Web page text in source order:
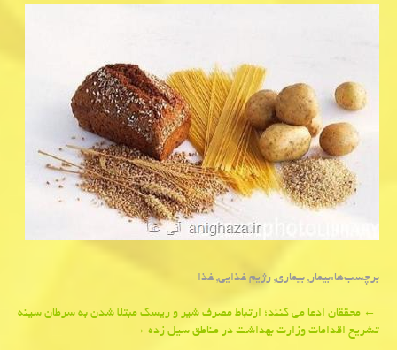
برچسب‌ها:بیمار,بیماری,رژیم غذایی,غذا
Post
navigation
←محققان ادعا می كنند؛ ارتباط مصرف شیر و ریسك مبتلا شدن به سرطان سینه
تشریح اقدامات وزارت بهداشت در مناطق سیل زده→